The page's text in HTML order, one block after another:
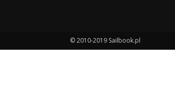
© 2010-2019 Sailbook.pl